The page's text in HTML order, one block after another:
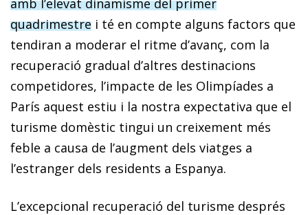
quadrimestre i té en compte alguns factors que
tendiran a moderar el ritme d’avanç, com la
recuperació gradual d’altres destinacions
competidores, l’impacte de les Olimpíades a
París aquest estiu i la nostra expectativa que el
turisme domèstic tingui un creixement més
feble a causa de l’augment dels viatges a
l’estranger dels residents a Espanya.
L’excepcional recuperació del turisme després